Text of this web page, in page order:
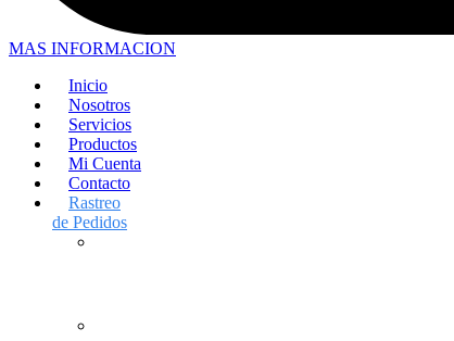
MAS INFORMACION
Inicio
Nosotros
Servicios
Productos
Mi Cuenta
Contacto
Rastreo
de Pedidos